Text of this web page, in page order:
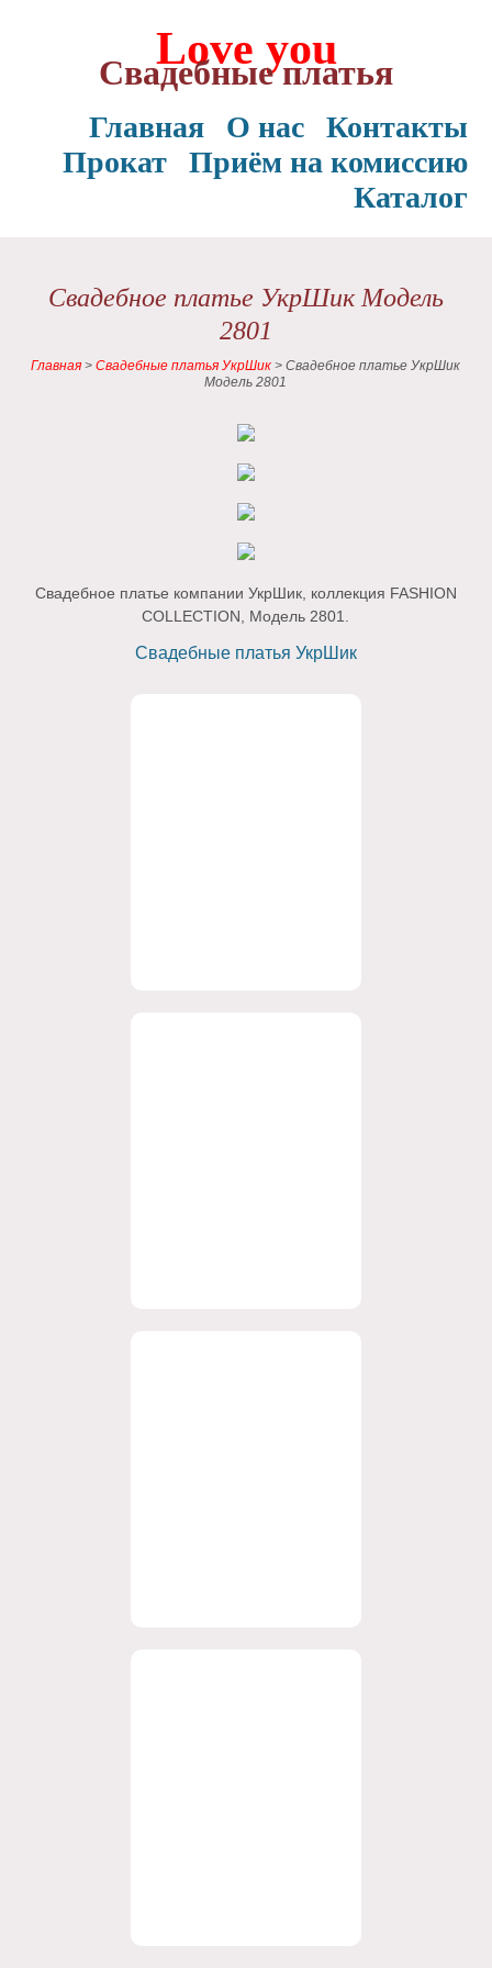
Love you
Свадебные платья
Контакты
О нас
Главная
Приём на комиссию
Прокат
Каталог
Свадебное платье УкрШик Модель
2801
Главная >Свадебные платья УкрШик >Свадебное платье УкрШик
Модель 2801
Свадебное платье компании УкрШик, коллекция FASHION
COLLECTION, Модель 2801.
Свадебные платья УкрШик